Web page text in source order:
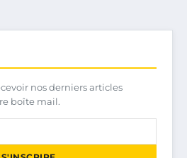
nos derniers articles
boîte mail.